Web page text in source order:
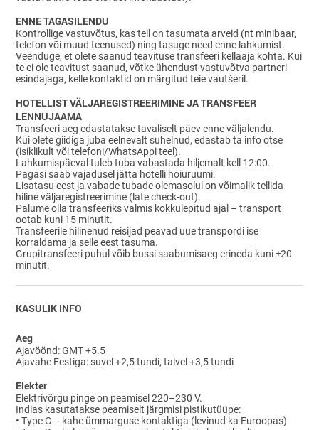
ENNE TAGASILENDU
Kontrollige vastuvõtus, kas teil on tasumata arveid (nt minibaar,
telefon või muud teenused) ning tasuge need enne lahkumist.
Veenduge, et olete saanud teavituse transfeeri kellaaja kohta. Kui
te ei ole teavitust saanud, võtke ühendust vastuvõtva partneri
esindajaga, kelle kontaktid on märgitud teie vautšeril.
HOTELLIST VÄLJAREGISTREERIMINE JA TRANSFEER
LENNUJAAMA
Transfeeri aeg edastatakse tavaliselt päev enne väljalendu.
Kui olete giidiga juba eelnevalt suhelnud, edastab ta info otse
(isiklikult või telefoni/WhatsAppi teel).
Lahkumispäeval tuleb tuba vabastada hiljemalt kell 12:00.
Pagasi saab vajadusel jätta hotelli hoiuruumi.
Lisatasu eest ja vabade tubade olemasolul on võimalik tellida
hiline väljaregistreerimine (late check-out).
Palume olla transfeeriks valmis kokkulepitud ajal – transport
ootab kuni 15 minutit.
Transfeerile hilinenud reisijad peavad uue transpordi ise
korraldama ja selle eest tasuma.
Grupitransfeeri puhul võib bussi saabumisaeg erineda kuni ±20
minutit.
KASULIK INFO
Aeg
Ajavöönd: GMT +5.5
Ajavahe Eestiga: suvel +2,5 tundi, talvel +3,5 tundi
Elekter
Elektrivõrgu pinge on peamisel 220–230 V.
Indias kasutatakse peamiselt järgmisi pistikutüüpe:
• Type C – kahe ümmarguse kontaktiga (levinud ka Euroopas)